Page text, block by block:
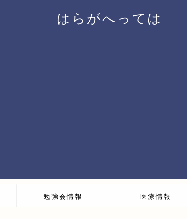
はらがへっては
勉強会情報 医療情報